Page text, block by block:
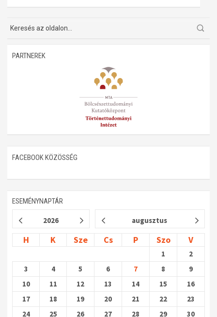
PARTNEREK
FACEBOOK KÖZÖSSÉG
ESEMÉNYNAPTÁR
2026 augusztus
H K Sze Cs P Szo V
1
2
3
4 5 6 7 8
9
10
11 12 13 14 15
16
17
18 19 20 21 22
23
24
25 26 27 28 29 30